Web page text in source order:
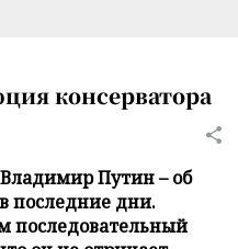
консерватора
Путин – об
последние дни.
последовательный